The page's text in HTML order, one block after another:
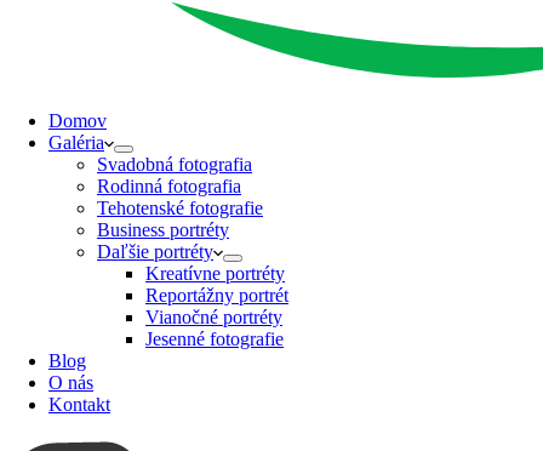
Domov
Galéria
Svadobná fotografia
Rodinná fotografia
Tehotenské fotografie
Business portréty
Daľšie portréty
Kreatívne portréty
Reportážny portrét
Vianočné portréty
Jesenné fotografie
Blog
O nás
Kontakt